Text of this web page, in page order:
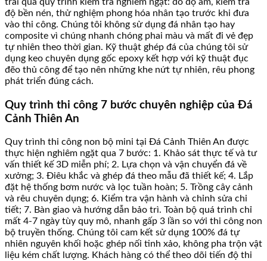
độ bền nén, thử nghiệm phong hóa nhân tạo trước khi đưa
vào thi công. Chúng tôi không sử dụng đá nhân tạo hay
composite vì chúng nhanh chóng phai màu và mất đi vẻ đẹp
tự nhiên theo thời gian. Kỹ thuật ghép đá của chúng tôi sử
dụng keo chuyên dụng gốc epoxy kết hợp với kỹ thuật đục
đẽo thủ công để tạo nên những khe nứt tự nhiên, rêu phong
phát triển đúng cách.
Quy trình thi công 7 bước chuyên nghiệp của Đá
Cảnh Thiên An
Quy trình thi công non bộ mini tại Đá Cảnh Thiên An được
thực hiện nghiêm ngặt qua 7 bước: 1. Khảo sát thực tế và tư
vấn thiết kế 3D miễn phí; 2. Lựa chọn và vận chuyển đá về
xưởng; 3. Điêu khắc và ghép đá theo mẫu đã thiết kế; 4. Lắp
đặt hệ thống bơm nước và lọc tuần hoàn; 5. Trồng cây cảnh
và rêu chuyên dụng; 6. Kiểm tra vận hành và chỉnh sửa chi
tiết; 7. Bàn giao và hướng dẫn bảo trì. Toàn bộ quá trình chỉ
mất 4-7 ngày tùy quy mô, nhanh gấp 3 lần so với thi công non
bộ truyền thống. Chúng tôi cam kết sử dụng 100% đá tự
nhiên nguyên khối hoặc ghép nối tinh xảo, không pha trộn vật
liệu kém chất lượng. Khách hàng có thể theo dõi tiến độ thi